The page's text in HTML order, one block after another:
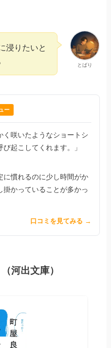
とばり
浸りたいと
ー
く咲いたようなショートシ
起こしてくれます。」
に慣れるのに少し時間がか
かっていることが多かっ
口コミを見てみる →
河出文庫）